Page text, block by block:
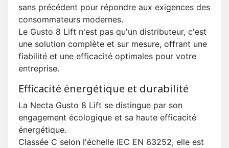
sans précédent pour répondre aux exigences des
consommateurs modernes.
Le Gusto 8 Lift n'est pas qu'un distributeur, c'est
une solution complète et sur mesure, offrant une
fiabilité et une efficacité optimales pour votre
entreprise.
Efficacité énergétique et durabilité
La Necta Gusto 8 Lift se distingue par son
engagement écologique et sa haute efficacité
énergétique.
Classée C selon l'échelle IEC EN 63252, elle est